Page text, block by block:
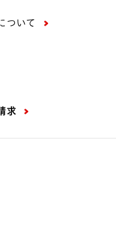
ついて
求